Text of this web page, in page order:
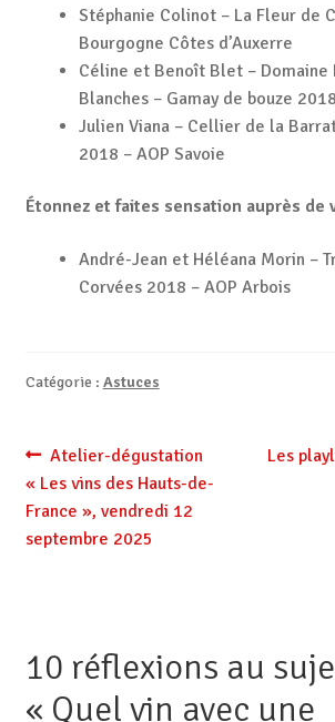
Stéphanie Colinot – La Fleur de
Bourgogne Côtes d’Auxerre
Céline et Benoît Blet – Domaine
Blanches – Gamay de bouze
Julien Viana – Cellier de la
2018 – AOP Savoie
Étonnez et faites sensation auprès de
André-Jean et Héléana Morin –
Corvées 2018 – AOP Arbois
Catégorie : Astuces
Navigation
de
l’article
Article
précédent :
Atelier-dégustation
« Les vins des Hauts-de-
France », vendredi 12
septembre 2025
Article
Les
10 réflexions au
« Quel vin avec une